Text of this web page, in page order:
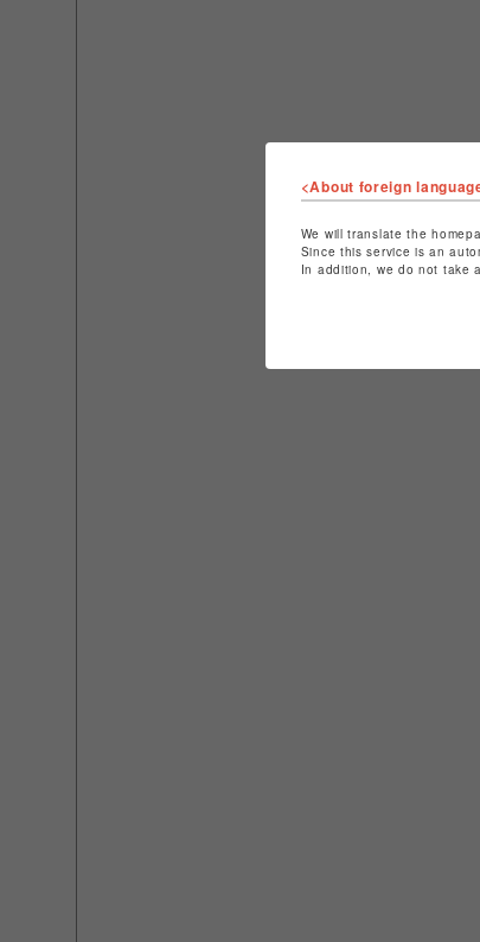
<About foreign
We will translate the
Since this service is an
In addition, we do not take